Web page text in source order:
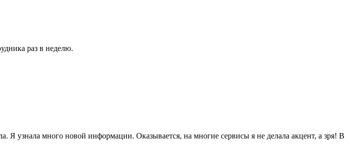
раз в неделю.
Я узнала много новой информации. Оказывается, на многие сервисы я не делала акцент, а зря! В